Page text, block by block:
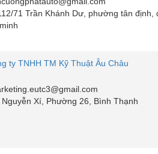
71 Trần Khánh Dư, phường tân định,
ty TNHH TM Kỹ Thuật Âu Châu
Nguyễn Xí, Phường 26, Bình Thạnh